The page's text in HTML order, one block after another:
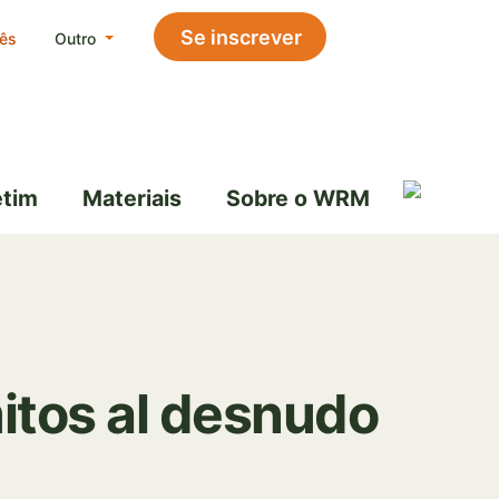
Outro Se inscrever
Materiais Sobre o WRM
al desnudo